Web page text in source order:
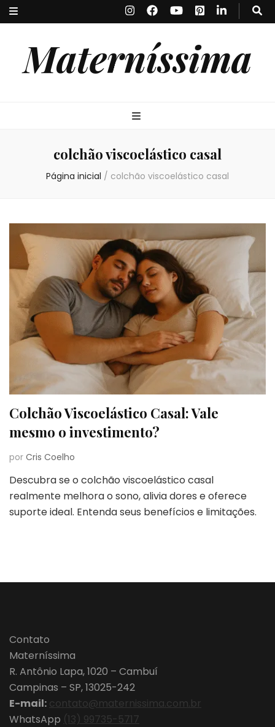
Materníssima
colchão viscoelástico casal
Página inicial / colchão viscoelástico casal
Colchão Viscoelástico Casal: Vale
mesmo o investimento?
por Cris Coelho
Descubra se o colchão viscoelástico casal
realmente melhora o sono, alivia dores e oferece
suporte ideal. Entenda seus benefícios e limitações.
Contato
Materníssima
R. Antônio Lapa, 1020 – Cambuí
Campinas – SP, 13025-242
E-mail: contato@maternissima.com.br
WhatsApp (13) 99735-5717